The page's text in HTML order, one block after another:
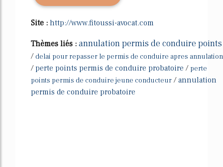
Site : http://www.fitoussi-avocat.com
Thèmes liés : annulation permis de conduire points
/ delai pour repasser le permis de conduire apres annulation
/perte points permis de conduire probatoire / perte
points permis de conduire jeune conducteur /annulation
permis de conduire probatoire